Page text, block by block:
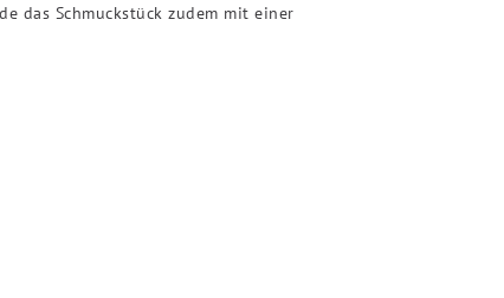
das Schmuckstück zudem mit einer